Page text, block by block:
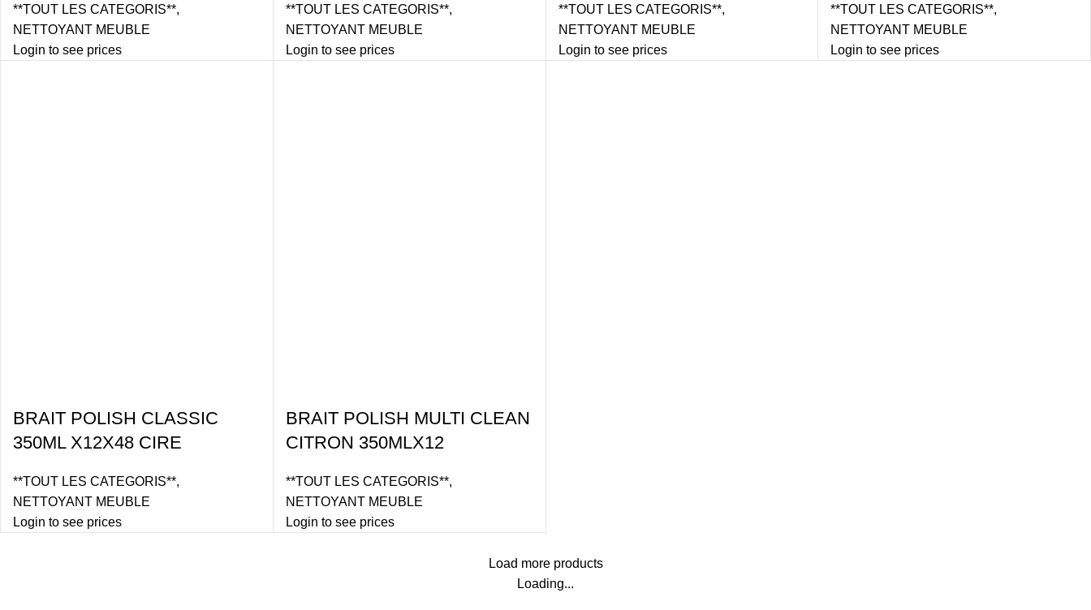
**TOUT LES CATEGORIS**,
NETTOYANT MEUBLE
Login to see prices
**TOUT LES CATEGORIS**,
NETTOYANT MEUBLE
Login to see prices
**TOUT LES CATEGORIS**,
NETTOYANT MEUBLE
Login to see prices
**TOUT LES CATEGORIS**,
NETTOYANT MEUBLE
Login to see prices
BRAIT POLISH CLASSIC
350ML X12X48 CIRE
**TOUT LES CATEGORIS**,
NETTOYANT MEUBLE
Login to see prices
BRAIT POLISH MULTI CLEAN
CITRON 350MLX12
**TOUT LES CATEGORIS**,
NETTOYANT MEUBLE
Login to see prices
Load more products
Loading...